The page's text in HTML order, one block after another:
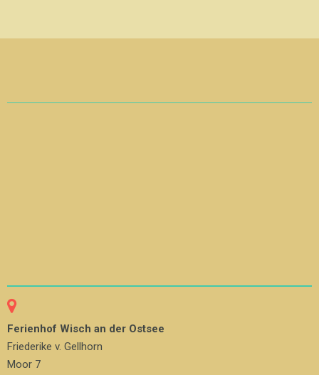
Ferienhof Wisch an der Ostsee
Friederike v. Gellhorn
Moor 7